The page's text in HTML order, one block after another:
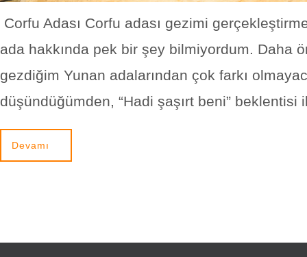
Corfu Adası Corfu adası gezimi
ada hakkında pek bir şey bilmiyordum. Daha
gezdiğim Yunan adalarından çok farkı
düşündüğümden, “Hadi şaşırt beni”
Devamı